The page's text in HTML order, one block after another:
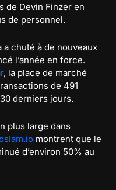
de Devin Finzer en
de personnel.
a chuté à de nouveaux
l’année en force.
, la place de marché
de 491
derniers jours.
plus large dans
montrent que le
d’environ 50% au